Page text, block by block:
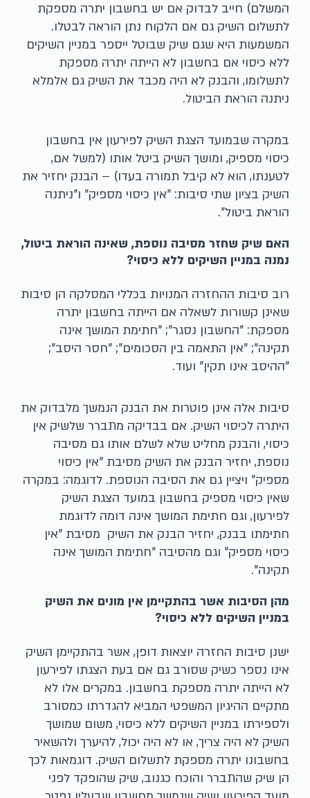
המשלם) חייב לבדוק אם יש בחשבון יתרה מספקת
לתשלום השיק גם אם הלקוח נתן הוראה לבטלו.
המשמעות היא שגם שיק שבוטל ייספר במניין השיקים
ללא כיסוי אם בחשבון לא הייתה יתרה מספקת
לתשלומו, והבנק לא היה מכבד את השיק גם אלמלא
ניתנה הוראת הביטול.
במקרה שבמועד הצגת השיק לפירעון אין בחשבון
כיסוי מספיק, ומושך השיק ביטל אותו (למשל אם,
לטענתו, הוא לא קיבל תמורה בעדו) – הבנק יחזיר את
השיק בציון שתי סיבות: "אין כיסוי מספיק" ו"ניתנה
הוראת ביטול".
האם שיק שחזר מסיבה נוספת, שאינה הוראת ביטול,
נמנה במניין השיקים ללא כיסוי?
רוב סיבות ההחזרה המנויות בכללי המסלקה הן סיבות
שאינן קשורות לשאלה אם הייתה בחשבון יתרה
מספקת: "החשבון נסגר"; "חתימת המושך אינה
תקינה"; "אין התאמה בין הסכומים"; "חסר היסב";
"ההיסב אינו תקין" ועוד.
סיבות אלה אינן פוטרות את הבנק הנמשך מלבדוק את
היתרה לכיסוי השיק. אם בבדיקה מתברר שלשיק אין
כיסוי, והבנק מחליט שלא לשלם אותו גם מסיבה
נוספת, יחזיר הבנק את השיק מסיבת "אין כיסוי
מספיק" ויציין גם את הסיבה הנוספת. לדוגמה: במקרה
שאין כיסוי מספיק בחשבון במועד הצגת השיק
לפירעון, וגם חתימת המושך אינה דומה לדוגמת
חתימתו בבנק, יחזיר הבנק את השיק מסיבת "אין
כיסוי מספיק" וגם מהסיבה "חתימת המושך אינה
תקינה".
מהן הסיבות אשר בהתקיימן אין מונים את השיק
במניין השיקים ללא כיסוי?
ישנן סיבות החזרה יוצאות דופן, אשר בהתקיימן השיק
אינו נספר כשיק שסורב גם אם בעת הצגתו לפירעון
לא הייתה יתרה מספקת בחשבון. במקרים אלו לא
מתקיים ההיגיון המשפטי המביא להגדרתו כמסורב
ולספירתו במניין השיקים ללא כיסוי, משום שמושך
השיק לא היה צריך, או לא היה יכול, להיערך ולהשאיר
בחשבונו יתרה מספקת לתשלום השיק. דוגמאות לכך
הן שיק שהתברר והוכח כגנוב, שיק שהופקד לפני